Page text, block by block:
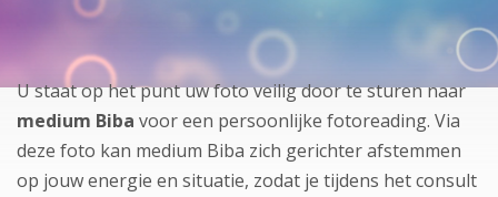
U staat op het punt uw foto veilig door te sturen naar
medium Biba voor een persoonlijke fotoreading. Via
deze foto kan medium Biba zich gerichter afstemmen
op jouw energie en situatie, zodat je tijdens het consult